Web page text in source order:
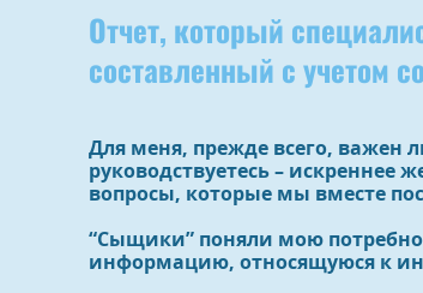
Отчет, который
составленный с учетом
Для меня, прежде всего,
руководствуетесь –
вопросы, которые мы вместе
“Сыщики” поняли мою
информацию, относящуюся к